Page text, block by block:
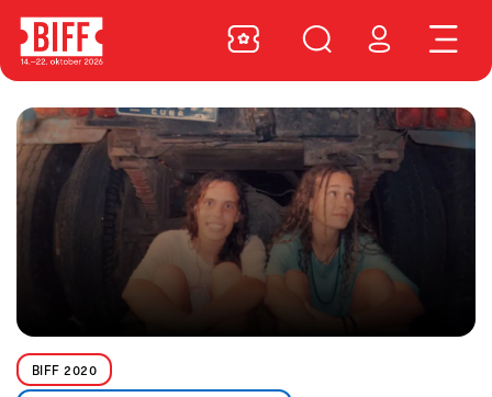
BIFF 2020